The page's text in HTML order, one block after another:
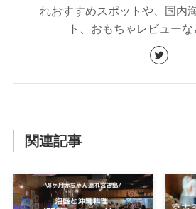
れおすすめスポットや、国内
ト、おもちゃレビューな
関連記事